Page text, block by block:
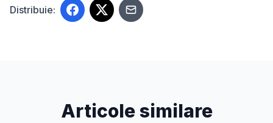
Distribuie:
Articole similare